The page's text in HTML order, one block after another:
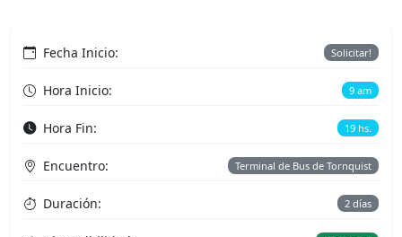
Fecha Inicio: Solicitar!
Hora Inicio: 9 am
Hora Fin: 19 hs.
Encuentro: Terminal de Bus de Tornquist
Duración: 2 días